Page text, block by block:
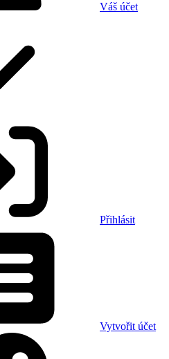
Váš účet
Přihlásit
Vytvořit účet